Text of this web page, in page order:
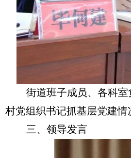
街道班子成员、各科
村党组织书记抓基层党建情
三、领导发言